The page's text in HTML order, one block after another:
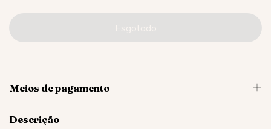
Meios de pagamento
Descrição